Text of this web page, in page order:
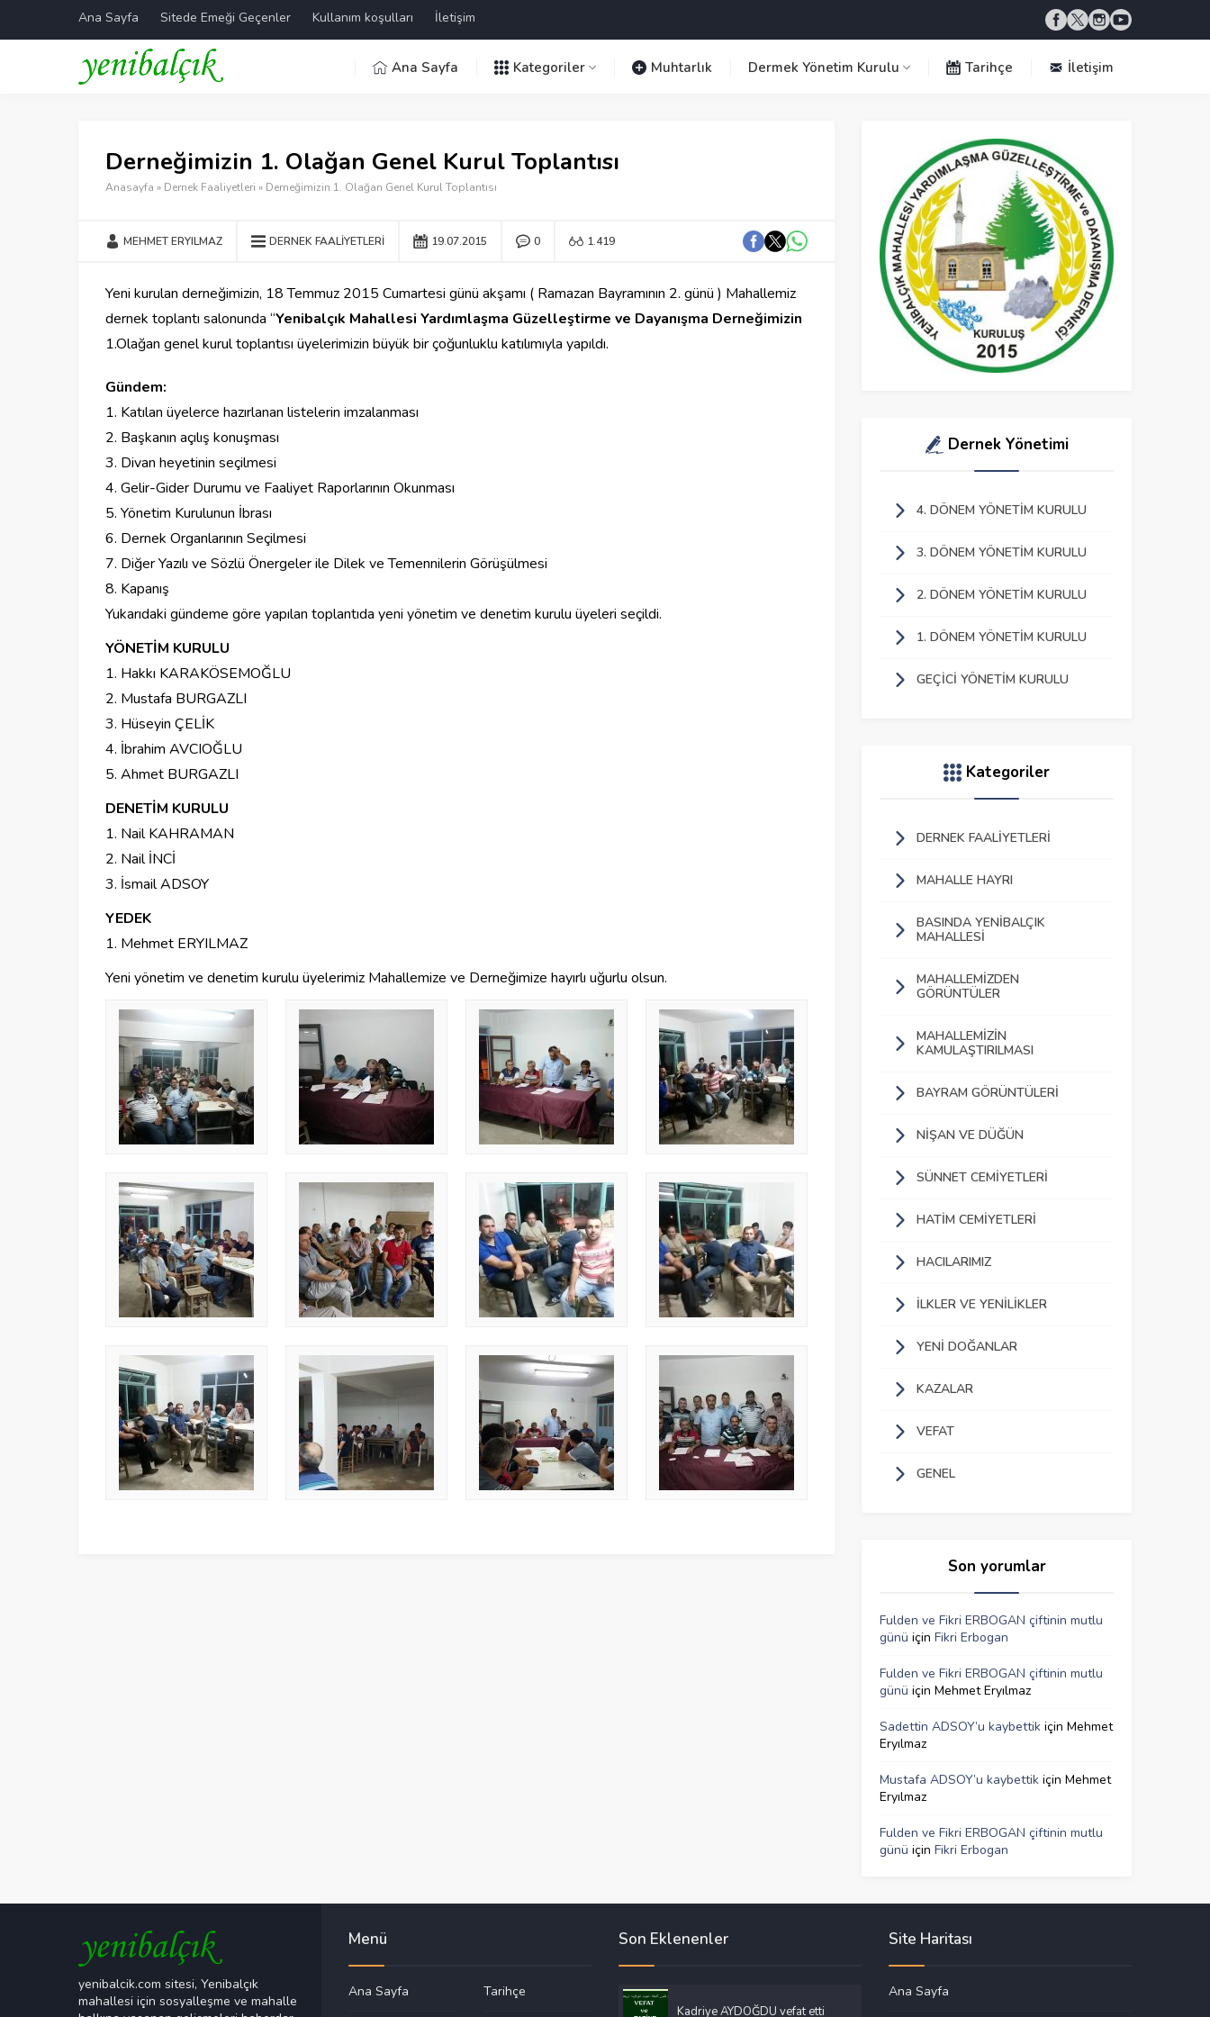
Ana Sayfa Sitede Emeği Geçenler Kullanım koşulları İletişim
Ana Sayfa Kategoriler Muhtarlık Dermek Yönetim Kurulu Tarihçe İletişim
Derneğimizin 1. Olağan Genel Kurul Toplantısı
Anasayfa » Dernek Faaliyetleri » Derneğimizin 1. Olağan Genel Kurul Toplantısı
MEHMET ERYILMAZ DERNEK FAALIYETLERI 19.07.2015 0 1.419
Yeni kurulan derneğimizin, 18 Temmuz 2015 Cumartesi günü akşamı ( Ramazan Bayramının 2. günü ) Mahallemiz
dernek toplantı salonunda “Yenibalçık Mahallesi Yardımlaşma Güzelleştirme ve Dayanışma Derneğimizin
1.Olağan genel kurul toplantısı üyelerimizin büyük bir çoğunluklu katılımıyla yapıldı.
Gündem:
1. Katılan üyelerce hazırlanan listelerin imzalanması
2. Başkanın açılış konuşması
3. Divan heyetinin seçilmesi
4. Gelir-Gider Durumu ve Faaliyet Raporlarının Okunması
5. Yönetim Kurulunun İbrası
6. Dernek Organlarının Seçilmesi
7. Diğer Yazılı ve Sözlü Önergeler ile Dilek ve Temennilerin Görüşülmesi
8. Kapanış
Yukarıdaki gündeme göre yapılan toplantıda yeni yönetim ve denetim kurulu üyeleri seçildi.
YÖNETİM KURULU
1. Hakkı KARAKÖSEMOĞLU
2. Mustafa BURGAZLI
3. Hüseyin ÇELİK
4. İbrahim AVCIOĞLU
5. Ahmet BURGAZLI
DENETİM KURULU
1. Nail KAHRAMAN
2. Nail İNCİ
3. İsmail ADSOY
YEDEK
1. Mehmet ERYILMAZ
Yeni yönetim ve denetim kurulu üyelerimiz Mahallemize ve Derneğimize hayırlı uğurlu olsun.
Dernek Yönetimi
4. DÖNEM YÖNETIM KURULU
3. DÖNEM YÖNETIM KURULU
2. DÖNEM YÖNETIM KURULU
1. DÖNEM YÖNETIM KURULU
GEÇICI YÖNETIM KURULU
Kategoriler
DERNEK FAALIYETLERI
MAHALLE HAYRI
BASINDA YENIBALÇIK
MAHALLESI
MAHALLEMIZDEN
GÖRÜNTÜLER
MAHALLEMIZIN
KAMULAŞTIRILMASI
BAYRAM GÖRÜNTÜLERI
NIŞAN VE DÜĞÜN
SÜNNET CEMIYETLERI
HATIM CEMIYETLERI
HACILARIMIZ
İLKLER VE YENILIKLER
YENI DOĞANLAR
KAZALAR
VEFAT
GENEL
Son yorumlar
Fulden ve Fikri ERBOGAN çiftinin mutlu
günü için Fikri Erbogan
Fulden ve Fikri ERBOGAN çiftinin mutlu
günü için Mehmet Eryılmaz
Sadettin ADSOY’u kaybettik için Mehmet
Eryılmaz
Mustafa ADSOY’u kaybettik için Mehmet
Eryılmaz
Fulden ve Fikri ERBOGAN çiftinin mutlu
günü için Fikri Erbogan
yenibalcik.com sitesi, Yenibalçık
mahallesi için sosyalleşme ve mahalle
Menü
Ana Sayfa Tarihçe
Son Eklenenler
Kadriye AYDOĞDU vefat etti
Site Haritası
Ana Sayfa